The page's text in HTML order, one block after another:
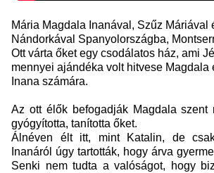
Mária Magdala Inanával, Szűz Máriával
Nándorkával Spanyolországba,
Ott várta őket egy csodálatos ház, ami
mennyei ajándéka volt hitvese Magdala
Inana számára.
Az ott élők befogadják Magdala szent
gyógyította, tanította őket.
Álnéven élt itt, mint Katalin, de
Inanáról úgy tartották, hogy árva
Senki nem tudta a valóságot, hogy